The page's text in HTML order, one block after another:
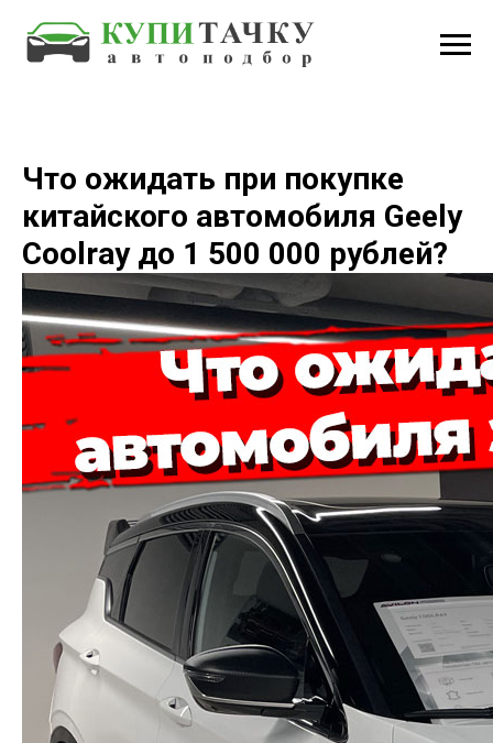
Что ожидать при покупке
китайского автомобиля Geely
Coolray до 1 500 000 рублей?